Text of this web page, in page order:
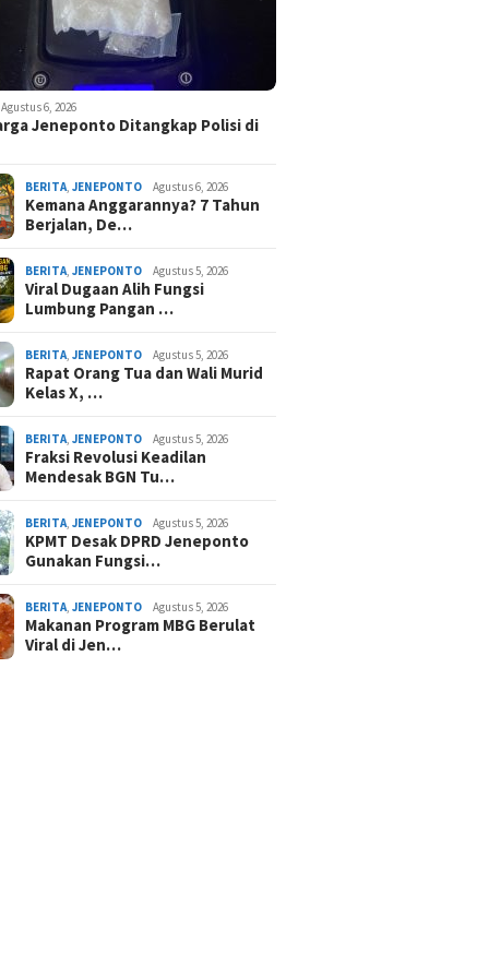
Agustus 6, 2026
Jeneponto Ditangkap Polisi di
BERITA ,JENEPONTO Agustus 6, 2026
Kemana Anggarannya? 7 Tahun
Berjalan, De…
BERITA ,JENEPONTO Agustus 5, 2026
Viral Dugaan Alih Fungsi
Lumbung Pangan …
BERITA ,JENEPONTO Agustus 5, 2026
Rapat Orang Tua dan Wali Murid
Kelas X, …
BERITA ,JENEPONTO Agustus 5, 2026
Fraksi Revolusi Keadilan
Mendesak BGN Tu…
BERITA ,JENEPONTO Agustus 5, 2026
KPMT Desak DPRD Jeneponto
Gunakan Fungsi…
BERITA ,JENEPONTO Agustus 5, 2026
Makanan Program MBG Berulat
Viral di Jen…